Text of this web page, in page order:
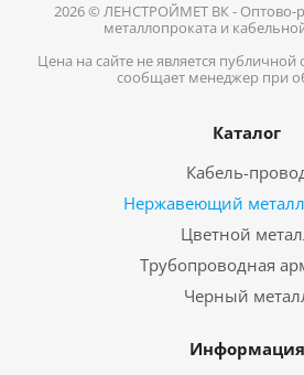
2026 © ЛЕНСТРОЙМЕТ ВК - Оптово-
металлопроката и
Цена на сайте не является
сообщает менеджер при
Каталог
Кабель-
Нержавеющий
Цветной
Трубопроводная
Черный
Информация